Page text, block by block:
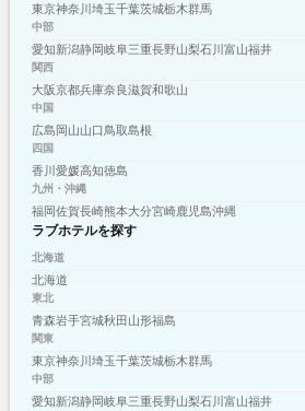
東京神奈川 埼玉千葉茨城栃木群馬
中部
愛知新潟静岡岐阜三重長野山梨石川 富山福井
関西
大阪京都兵庫奈良滋賀和歌山
中国
広島 岡山山口鳥取島根
四国
香川 愛媛高知徳島
九州・沖縄
福岡佐賀長崎熊本大分宮崎鹿児島沖縄
ラブホテルを探す
北海道
北海道
東北
青森岩手宮城秋田 山形福島
関東
東京神奈川 埼玉千葉茨城栃木群馬
中部
愛知新潟静岡岐阜三重長野山梨石川 富山福井